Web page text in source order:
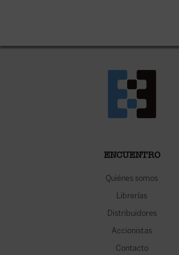
ENCUENTRO
Quiénes somos
Librerías
Distribuidores
Accionistas
Contacto